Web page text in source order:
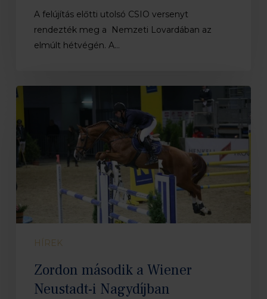
A felújítás előtti utolsó CSIO versenyt
rendezték meg a Nemzeti Lovardában az
elmúlt hétvégén. A…
Zordon
a
Wiener
Neustadt-
i
Nagydíjban
HÍREK
Zordon második a Wiener
Neustadt-i Nagydíjban